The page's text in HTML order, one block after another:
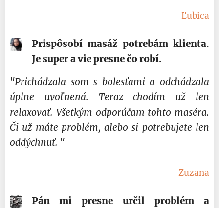
Ľubica
Prispôsobí masáž potrebám klienta.
Je super a vie presne čo robí.
"Prichádzala som s bolesťami a odchádzala
úplne uvoľnená. Teraz chodím už len
relaxovať. Všetkým odporúčam tohto maséra.
Či už máte problém, alebo si potrebujete len
oddýchnuť. "
Zuzana
Pán mi presne určil problém a